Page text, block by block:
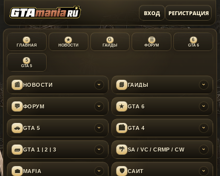
ВХОД РЕГИСТРАЦИЯ
⌂
ГЛАВНАЯ
★
НОВОСТИ
G
ГАЙДЫ
☰
ФОРУМ
6
GTA 6
5
GTA 5
📰 НОВОСТИ › 📘 ГАЙДЫ ›
💬 ФОРУМ › ★ GTA 6 ›
🚗 GTA 5 › 🏙 GTA 4 ›
🧱 GTA 1 | 2 | 3 › 🌴 SA / VC / CRMP / CW ›
💼 MAFIA › 🛡 САЙТ ›